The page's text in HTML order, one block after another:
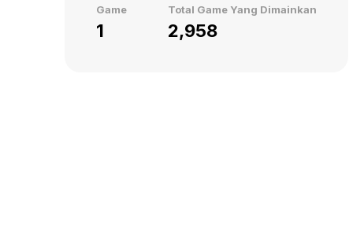
Game
1
Total Game Yang Dimainkan
2,958